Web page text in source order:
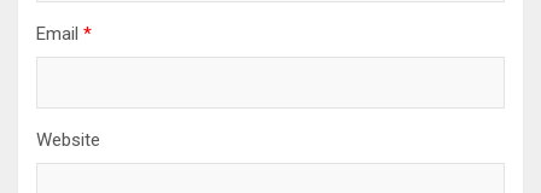
Email *
Website